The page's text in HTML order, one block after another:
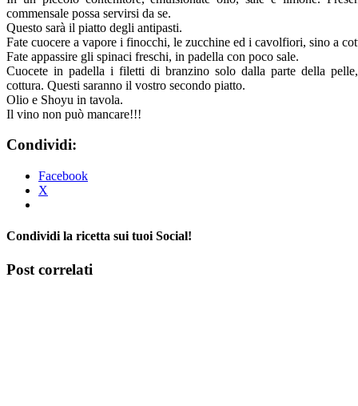
commensale possa servirsi da se.
Questo sarà il piatto degli antipasti.
Fate cuocere a vapore i finocchi, le zucchine ed i cavolfiori, sino a
Fate appassire gli spinaci freschi, in padella con poco sale.
Cuocete in padella i filetti di branzino solo dalla parte della
cottura. Questi saranno il vostro secondo piatto.
Olio e Shoyu in tavola.
Il vino non può mancare!!!
Condividi:
Facebook
X
Condividi la ricetta sui tuoi Social!
Facebook
X
Tumblr
Pinterest
Post correlati